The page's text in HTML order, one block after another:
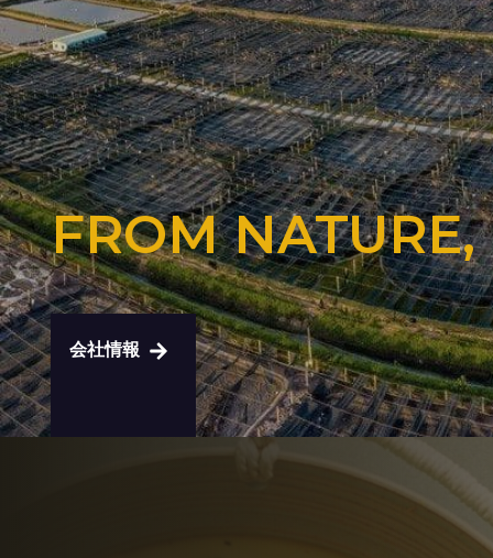
FROM NATURE,
会社情報